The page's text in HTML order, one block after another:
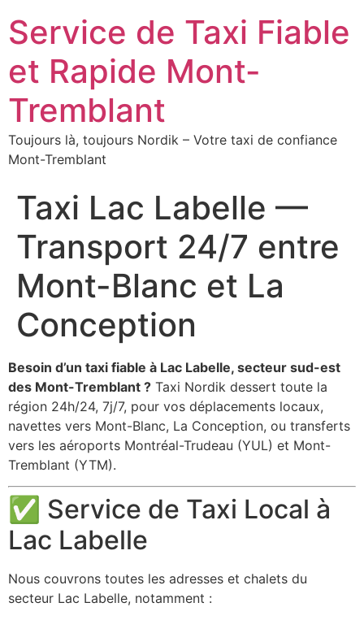
Service de Taxi Fiable
et Rapide Mont-
Tremblant
Toujours là, toujours Nordik – Votre taxi de confiance
Mont-Tremblant
Taxi Lac Labelle —
Transport 24/7 entre
Mont-Blanc et La
Conception
Besoin d’un taxi fiable à Lac Labelle, secteur sud-est
des Mont-Tremblant ? Taxi Nordik dessert toute la
région 24h/24, 7j/7, pour vos déplacements locaux,
navettes vers Mont-Blanc, La Conception, ou transferts
vers les aéroports Montréal-Trudeau (YUL) et Mont-
Tremblant (YTM).
✅ Service de Taxi Local à
Lac Labelle
Nous couvrons toutes les adresses et chalets du
secteur Lac Labelle, notamment :